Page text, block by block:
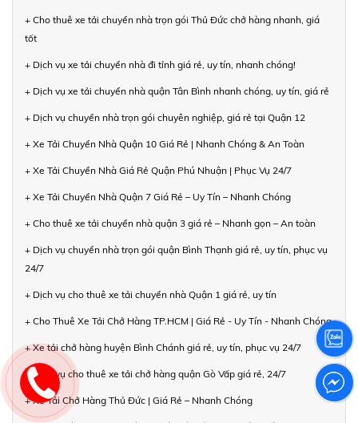
+ Cho thuê xe tải chuyển nhà trọn gói Thủ Đức chở hàng nhanh, giá
tốt
+ Dịch vụ xe tải chuyển nhà đi tỉnh giá rẻ, uy tín, nhanh chóng!
+ Dịch vụ xe tải chuyển nhà quận Tân Bình nhanh chóng, uy tín, giá rẻ
+ Dịch vụ chuyển nhà trọn gói chuyên nghiệp, giá rẻ tại Quận 12
+ Xe Tải Chuyển Nhà Quận 10 Giá Rẻ | Nhanh Chóng & An Toàn
+ Xe Tải Chuyển Nhà Giá Rẻ Quận Phú Nhuận | Phục Vụ 24/7
+ Xe Tải Chuyển Nhà Quận 7 Giá Rẻ – Uy Tín – Nhanh Chóng
+ Cho thuê xe tải chuyển nhà quận 3 giá rẻ – Nhanh gọn – An toàn
+ Dịch vụ chuyển nhà trọn gói quận Bình Thạnh giá rẻ, uy tín, phục vụ
24/7
+ Dịch vụ cho thuê xe tải chuyển nhà Quận 1 giá rẻ, uy tín
+ Cho Thuê Xe Tải Chở Hàng TP.HCM | Giá Rẻ - Uy Tín - Nhanh Chóng
+ Xe tải chở hàng huyện Bình Chánh giá rẻ, uy tín, phục vụ 24/7
+ Dịch vụ cho thuê xe tải chở hàng quận Gò Vấp giá rẻ, 24/7
+ Xe Tải Chở Hàng Thủ Đức | Giá Rẻ – Nhanh Chóng